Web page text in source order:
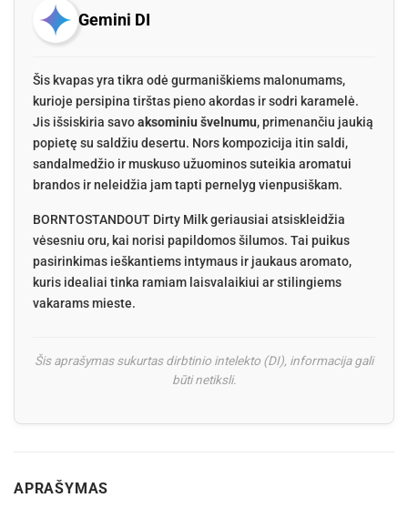
Gemini DI
Šis kvapas yra tikra odė gurmaniškiems malonumams,
kurioje persipina tirštas pieno akordas ir sodri karamelė.
Jis išsiskiria savoaksominiu švelnumu, primenančiu jaukią
popietę su saldžiu desertu. Nors kompozicija itin saldi,
sandalmedžio ir muskuso užuominos suteikia aromatui
brandos ir neleidžia jam tapti pernelyg vienpusiškam.
BORNTOSTANDOUT Dirty Milk geriausiai atsiskleidžia
vėsesniu oru, kai norisi papildomos šilumos. Tai puikus
pasirinkimas ieškantiems intymaus ir jaukaus aromato,
kuris idealiai tinka ramiam laisvalaikiui ar stilingiems
vakarams mieste.
Šis aprašymas sukurtas dirbtinio intelekto (DI), informacija gali
būti netiksli.
APRAŠYMAS